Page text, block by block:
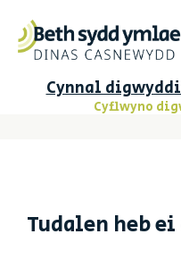
Cynnal
Cyflwyno
Tudalen heb